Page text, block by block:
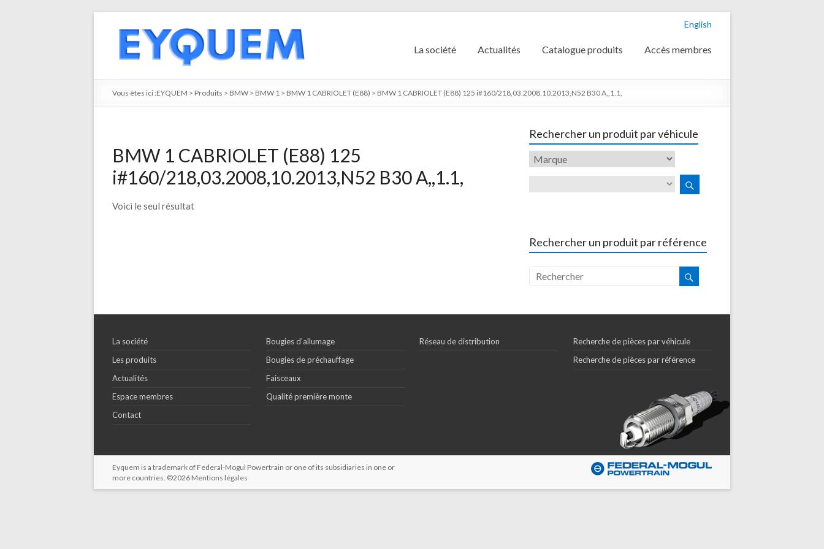
English
La société Actualités Catalogue produits Accès membres
Vous êtes ici :EYQUEM > Produits > BMW > BMW 1 > BMW 1 CABRIOLET (E88) > BMW 1 CABRIOLET (E88) 125 i#160/218,03.2008,10.2013,N52 B30 A,,1.1,
BMW 1 CABRIOLET (E88) 125
i#160/218,03.2008,10.2013,N52 B30 A,,1.1,
Voici le seul résultat
Rechercher un produit par véhicule
Rechercher un produit par référence
La société
Les produits
Actualités
Espace membres
Contact
Bougies d’allumage
Bougies de préchauffage
Faisceaux
Qualité première monte
Réseau de distribution
Recherche de pièces par véhicule
Recherche de pièces par référence
Eyquem is a trademark of Federal-Mogul Powertrain or one of its subsidiaries in one or
more countries. ©2026 Mentions légales